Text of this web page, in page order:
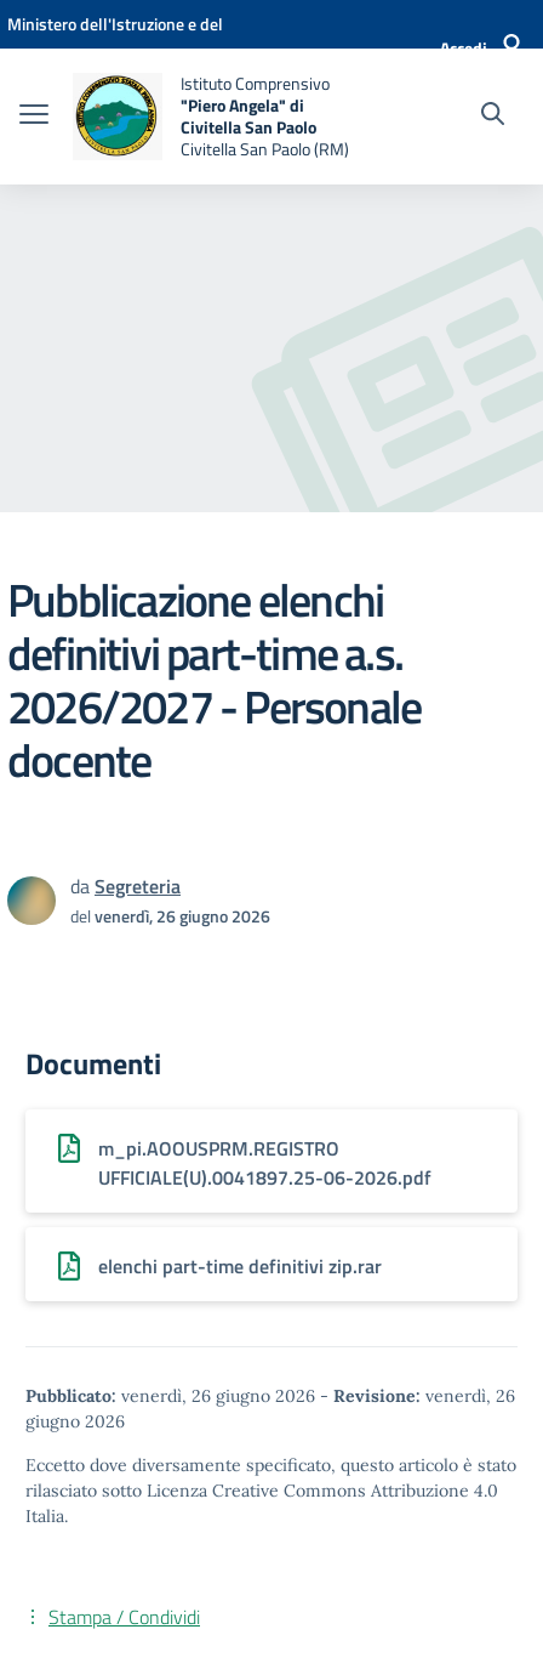
Vai ai contenuti
Vai al menu di navigazione
Vai al footer
Ministero dell'Istruzione e del
Accedi
Istituto Comprensivo
"Piero Angela" di
Civitella San Paolo
Civitella San Paolo (RM)
Pubblicazione elenchi
definitivi part-time a.s.
2026/2027 - Personale
docente
daSegreteria
delvenerdì, 26 giugno 2026
Documenti
m_pi.AOOUSPRM.REGISTRO
UFFICIALE(U).0041897.25-06-2026.pdf
elenchi part-time definitivi zip.rar
Pubblicato: venerdì, 26 giugno 2026 - Revisione: venerdì, 26
giugno 2026
Eccetto dove diversamente specificato, questo articolo è stato
rilasciato sotto Licenza Creative Commons Attribuzione 4.0
Italia.
Stampa / Condividi